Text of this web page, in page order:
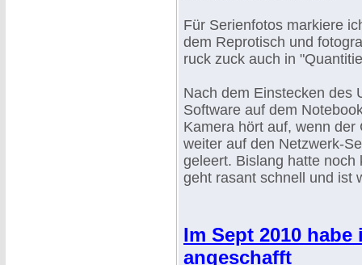
Für Serienfotos markiere
dem Reprotisch und
ruck zuck auch in
Nach dem Einstecken des
Software auf dem
Kamera hört auf, wenn
weiter auf den Netzwerk-
geleert. Bislang hatte
geht rasant schnell und ist
Im Sept 2010
angeschafft